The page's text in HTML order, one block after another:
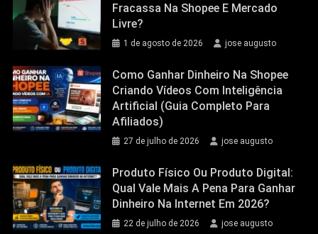
Fracassa Na Shopee E Mercado
Livre?
1 de agosto de 2026 jose augusto
Como Ganhar Dinheiro Na Shopee
Criando Vídeos Com Inteligência
Artificial (Guia Completo Para
Afiliados)
27 de julho de 2026 jose augusto
Produto Físico Ou Produto Digital:
Qual Vale Mais A Pena Para Ganhar
Dinheiro Na Internet Em 2026?
22 de julho de 2026 jose augusto